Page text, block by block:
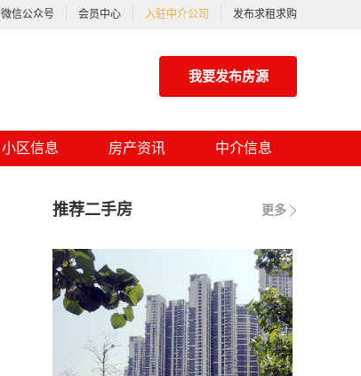
微信公众号 会员中心 入驻中介公司 发布求租求购
我要发布房源
小区信息 房产资讯 中介信息
更多
推荐二手房